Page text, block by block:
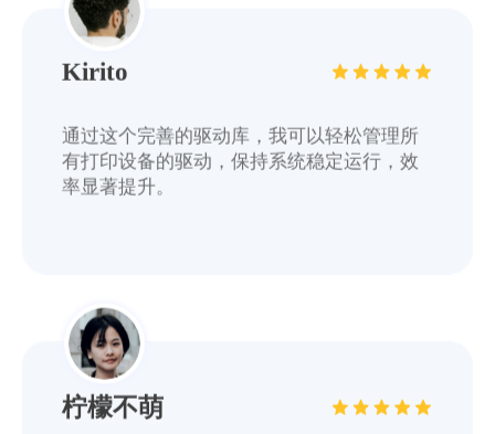
Kirito
通过这个完善的驱动库，我可以轻松管理所
有打印设备的驱动，保持系统稳定运行，效
率显著提升。
柠檬不萌